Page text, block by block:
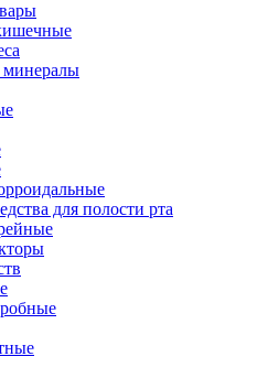
для полости рта